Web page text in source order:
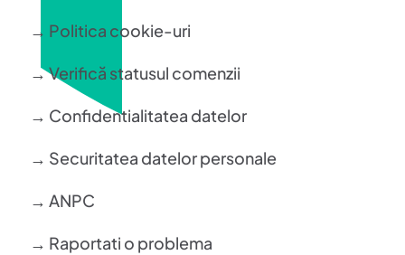
→ Politica cookie-uri
→ Verifică statusul comenzii
→ Confidentialitatea datelor
→ Securitatea datelor personale
→ ANPC
→ Raportati o problema